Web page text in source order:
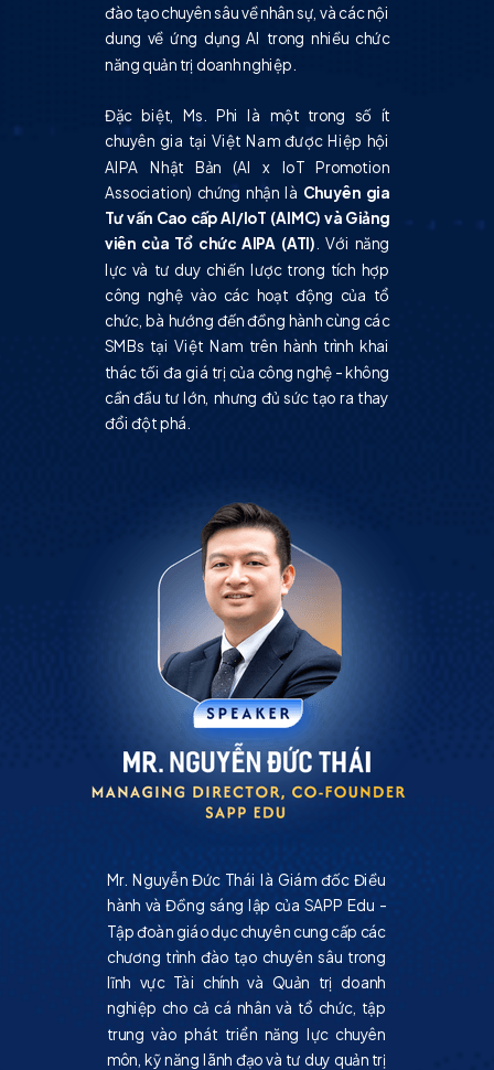
đào tạo chuyên sâu về nhân sự, và các nội
dung về ứng dụng AI trong nhiều chức
năng quản trị doanh nghiệp.
Đặc biệt, Ms. Phi là một trong số ít
chuyên gia tại Việt Nam được Hiệp hội
AIPA Nhật Bản (AI x IoT Promotion
Association) chứng nhận là Chuyên gia
Tư vấn Cao cấp AI/IoT (AIMC) và Giảng
viên của Tổ chức AIPA (ATI) . Với năng
lực và tư duy chiến lược trong tích hợp
công nghệ vào các hoạt động của tổ
chức, bà hướng đến đồng hành cùng các
SMBs tại Việt Nam trên hành trình khai
thác tối đa giá trị của công nghệ - không
cần đầu tư lớn, nhưng đủ sức tạo ra thay
đổi đột phá.
Mr. Nguyễn Đức Thái là Giám đốc Điều
hành và Đồng sáng lập của SAPP Edu -
Tập đoàn giáo dục chuyên cung cấp các
chương trình đào tạo chuyên sâu trong
lĩnh vực Tài chính và Quản trị doanh
nghiệp cho cả cá nhân và tổ chức, tập
trung vào phát triển năng lực chuyên
môn, kỹ năng lãnh đạo và tư duy quản trị